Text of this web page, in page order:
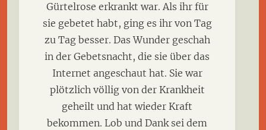
Gürtelrose erkrankt war. Als ihr für
sie gebetet habt, ging es ihr von Tag
zu Tag besser. Das Wunder geschah
in der Gebetsnacht, die sie über das
Internet angeschaut hat. Sie war
plötzlich völlig von der Krankheit
geheilt und hat wieder Kraft
bekommen. Lob und Dank sei dem